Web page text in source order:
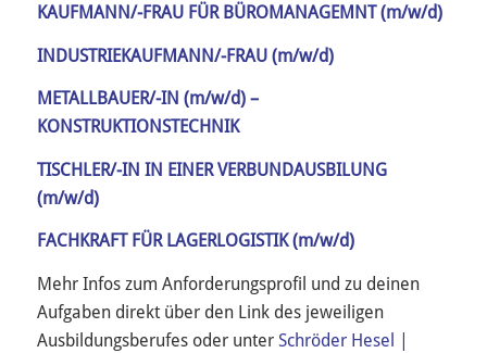
KAUFMANN/-FRAU FÜR BÜROMANAGEMNT (m/w/d)
INDUSTRIEKAUFMANN/-FRAU (m/w/d)
METALLBAUER/-IN (m/w/d) –
KONSTRUKTIONSTECHNIK
TISCHLER/-IN IN EINER VERBUNDAUSBILUNG
(m/w/d)
FACHKRAFT FÜR LAGERLOGISTIK (m/w/d)
Mehr Infos zum Anforderungsprofil und zu deinen
Aufgaben direkt über den Link des jeweiligen
Ausbildungsberufes oder unter Schröder Hesel |